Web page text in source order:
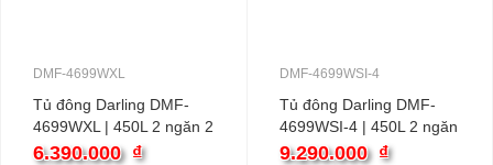
DMF-4699WXL
Tủ đông Darling DMF-
4699WXL | 450L 2 ngăn 2
cánh
6.390.000 ₫
DMF-4699WSI-4
Tủ đông Darling DMF-
4699WSI-4 | 450L 2 ngăn
2 cánh
9.290.000 ₫